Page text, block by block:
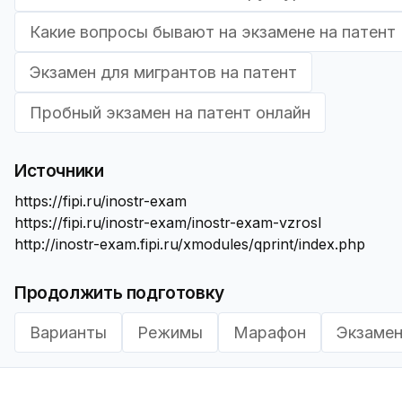
Какие вопросы бывают на экзамене на патент
Экзамен для мигрантов на патент
Пробный экзамен на патент онлайн
Источники
https://fipi.ru/inostr-exam
https://fipi.ru/inostr-exam/inostr-exam-vzrosl
http://inostr-exam.fipi.ru/xmodules/qprint/index.php
Продолжить подготовку
Варианты Режимы Марафон Экзамен